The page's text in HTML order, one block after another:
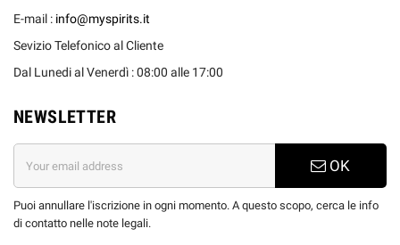
E-mail : info@myspirits.it
Sevizio Telefonico al Cliente
Dal Lunedi al Venerdì : 08:00 alle 17:00
NEWSLETTER
OK
Puoi annullare l'iscrizione in ogni momento. A questo scopo, cerca le info
di contatto nelle note legali.